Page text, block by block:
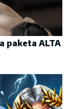
paketa ALTA